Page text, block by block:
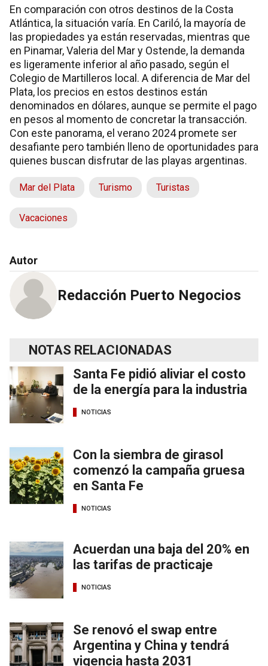
En comparación con otros destinos de la Costa
Atlántica, la situación varía. En Cariló, la mayoría de
las propiedades ya están reservadas, mientras que
en Pinamar, Valeria del Mar y Ostende, la demanda
es ligeramente inferior al año pasado, según el
Colegio de Martilleros local. A diferencia de Mar del
Plata, los precios en estos destinos están
denominados en dólares, aunque se permite el pago
en pesos al momento de concretar la transacción.
Con este panorama, el verano 2024 promete ser
desafiante pero también lleno de oportunidades para
quienes buscan disfrutar de las playas argentinas.
Mar del Plata Turismo Turistas
Vacaciones
Autor
Redacción Puerto Negocios
NOTAS RELACIONADAS
Santa Fe pidió aliviar el costo
de la energía para la industria
NOTICIAS
Con la siembra de girasol
comenzó la campaña gruesa
en Santa Fe
NOTICIAS
Acuerdan una baja del 20% en
las tarifas de practicaje
NOTICIAS
Se renovó el swap entre
Argentina y China y tendrá
vigencia hasta 2031